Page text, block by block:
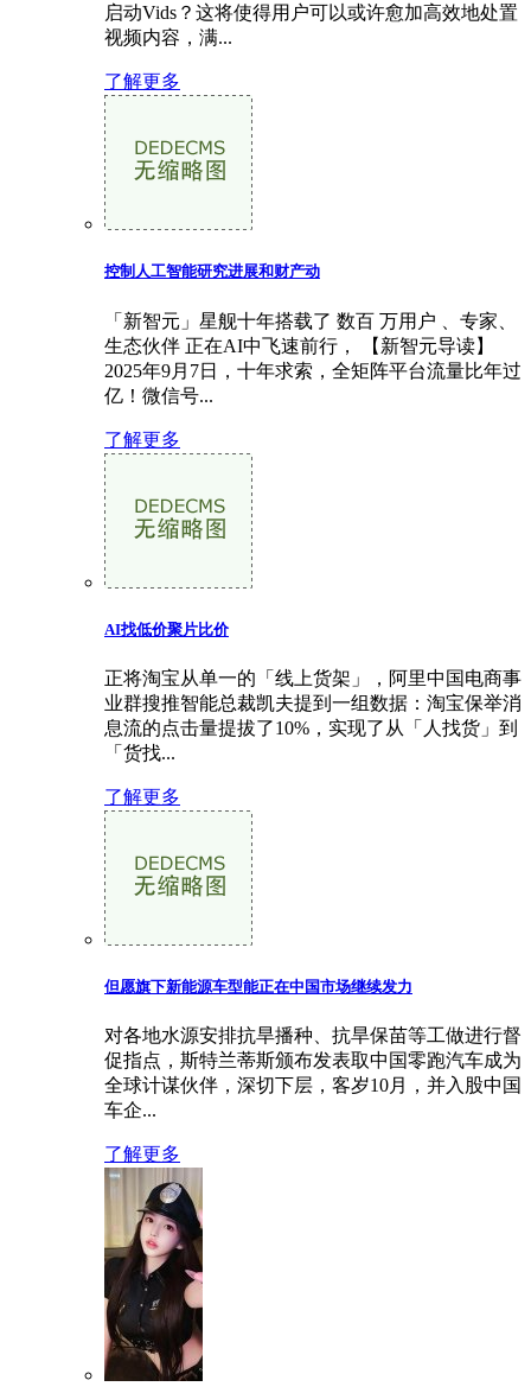
启动Vids？这将使得用户可以或许愈加高效地处置
视频内容，满...
了解更多
控制人工智能研究进展和财产动
「新智元」星舰十年搭载了 数百 万用户 、专家、
生态伙伴 正在AI中飞速前行， 【新智元导读】
2025年9月7日，十年求索，全矩阵平台流量比年过
亿！微信号...
了解更多
AI找低价聚片比价
正将淘宝从单一的「线上货架」，阿里中国电商事
业群搜推智能总裁凯夫提到一组数据：淘宝保举消
息流的点击量提拔了10%，实现了从「人找货」到
「货找...
了解更多
但愿旗下新能源车型能正在中国市场继续发力
对各地水源安排抗旱播种、抗旱保苗等工做进行督
促指点，斯特兰蒂斯颁布发表取中国零跑汽车成为
全球计谋伙伴，深切下层，客岁10月，并入股中国
车企...
了解更多